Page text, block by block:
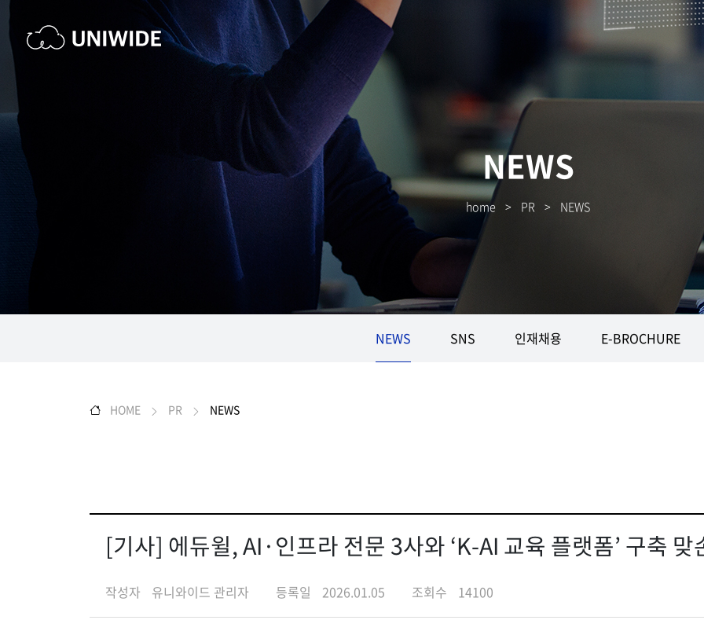
NEWS
home > PR > NEWS
NEWS SNS 인재채용 E-BROCHURE
HOME PR NEWS
[기사] 에듀윌, AI·인프라 전문 3사와 ‘K-AI 교육 플랫폼’ 구축 맞
작성자 유니와이드 관리자 등록일 2026.01.05 조회수 14100